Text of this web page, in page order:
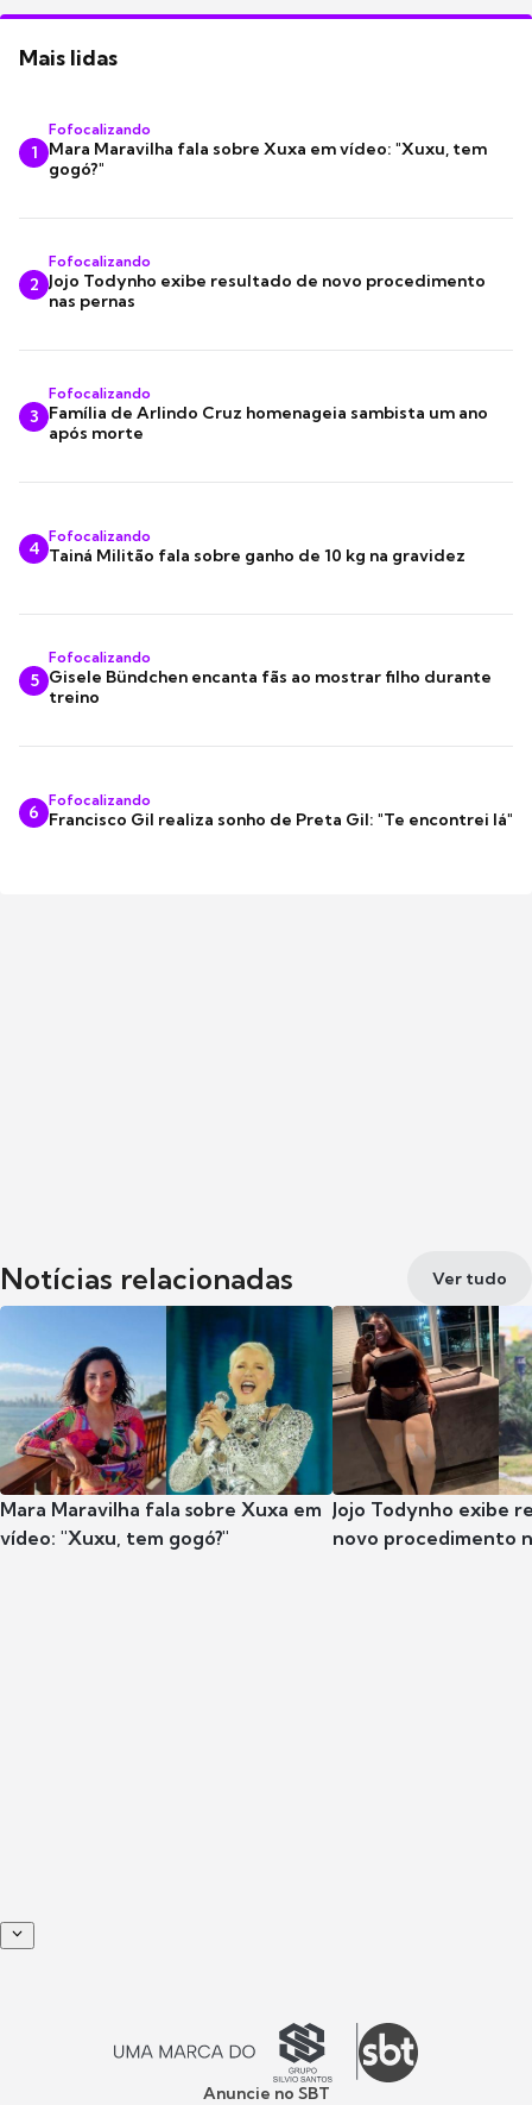
Mais lidas
1
Fofocalizando
Mara Maravilha fala sobre Xuxa em vídeo: "Xuxu, tem
gogó?"
2
Fofocalizando
Jojo Todynho exibe resultado de novo procedimento
nas pernas
3
Fofocalizando
Família de Arlindo Cruz homenageia sambista um ano
após morte
4
Fofocalizando
Tainá Militão fala sobre ganho de 10 kg na gravidez
5
Fofocalizando
Gisele Bündchen encanta fãs ao mostrar filho durante
treino
6
Fofocalizando
Francisco Gil realiza sonho de Preta Gil: "Te encontrei lá"
Notícias relacionadas Ver tudo
Mara Maravilha fala sobre Xuxa em
vídeo: "Xuxu, tem gogó?"
Jojo Todynho exibe
novo procedimento
Anuncie no SBT